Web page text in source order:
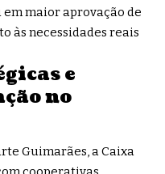
maior aprovação de
às necessidades reais
e
no
Guimarães, a Caixa